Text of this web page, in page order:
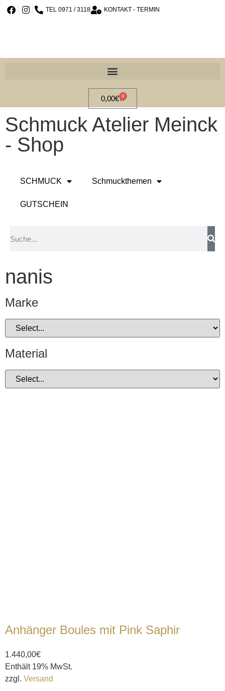
TEL 0971 / 3118 KONTAKT - TERMIN
0,00€ 0
Schmuck Atelier Meinck
- Shop
SCHMUCK Schmuckthemen
GUTSCHEIN
nanis
Marke
Material
Anhänger Boules mit Pink Saphir
1.440,00€
Enthält 19% MwSt.
zzgl. Versand